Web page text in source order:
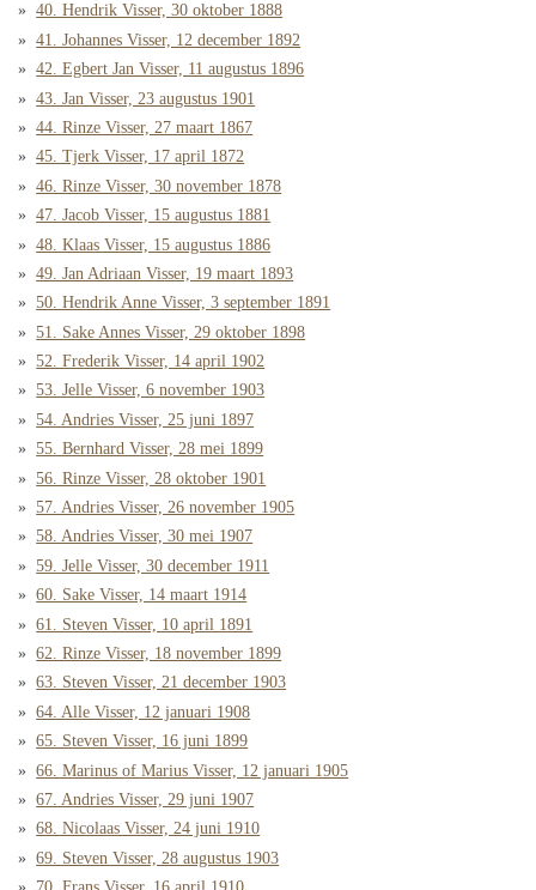
40. Hendrik Visser, 30 oktober 1888
41. Johannes Visser, 12 december 1892
42. Egbert Jan Visser, 11 augustus 1896
43. Jan Visser, 23 augustus 1901
44. Rinze Visser, 27 maart 1867
45. Tjerk Visser, 17 april 1872
46. Rinze Visser, 30 november 1878
47. Jacob Visser, 15 augustus 1881
48. Klaas Visser, 15 augustus 1886
49. Jan Adriaan Visser, 19 maart 1893
50. Hendrik Anne Visser, 3 september 1891
51. Sake Annes Visser, 29 oktober 1898
52. Frederik Visser, 14 april 1902
53. Jelle Visser, 6 november 1903
54. Andries Visser, 25 juni 1897
55. Bernhard Visser, 28 mei 1899
56. Rinze Visser, 28 oktober 1901
57. Andries Visser, 26 november 1905
58. Andries Visser, 30 mei 1907
59. Jelle Visser, 30 december 1911
60. Sake Visser, 14 maart 1914
61. Steven Visser, 10 april 1891
62. Rinze Visser, 18 november 1899
63. Steven Visser, 21 december 1903
64. Alle Visser, 12 januari 1908
65. Steven Visser, 16 juni 1899
66. Marinus of Marius Visser, 12 januari 1905
67. Andries Visser, 29 juni 1907
68. Nicolaas Visser, 24 juni 1910
69. Steven Visser, 28 augustus 1903